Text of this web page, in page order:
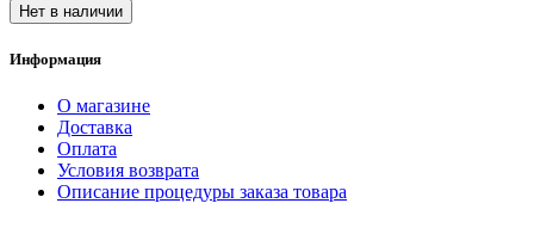
Нет в наличии
Информация
О магазине
Доставка
Оплата
Условия возврата
Описание процедуры заказа товара